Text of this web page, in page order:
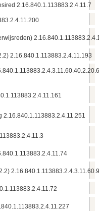
2.16.840.1.113883.2.4.11.7
2.16.840.1.113883.2.4.11.193
2.16.840.1.113883.2.4.11.251